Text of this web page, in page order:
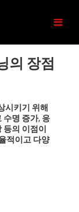
의 장점
시키기 위해
수명 증가, 응
의 이점이
적이고 다양